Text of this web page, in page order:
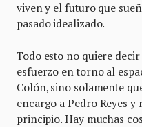
viven y el futuro que
pasado idealizado.
Todo esto no quiere
esfuerzo en torno al
Colón, sino solamente
encargo a Pedro Reyes
principio. Hay muchas